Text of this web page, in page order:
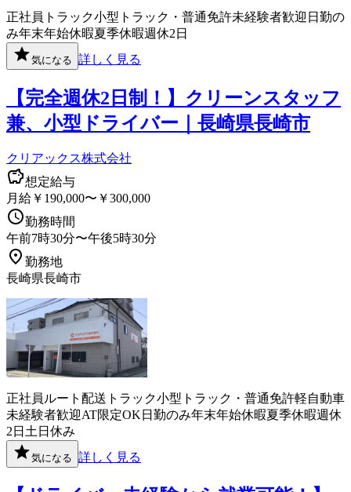
正社員 トラック小型トラック・普通免許未経験者歓迎 日勤の
み年末年始休暇夏季休暇週休2日
気になる 詳しく見る
【完全週休2日制！】クリーンスタッフ
兼、小型ドライバー｜長崎県長崎市
クリアックス株式会社
想定給与
月給￥190,000〜￥300,000
勤務時間
午前7時30分〜午後5時30分
勤務地
長崎県長崎市
正社員ルート配送 トラック小型トラック・普通免許軽自動車
未経験者歓迎AT限定OK日勤のみ年末年始休暇夏季休暇週休
2日 土日休み
気になる 詳しく見る